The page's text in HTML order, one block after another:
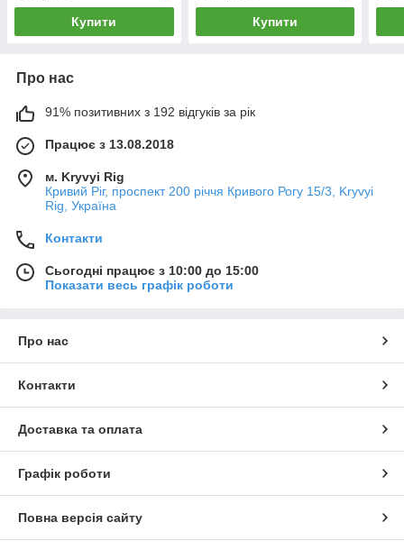
Купити Купити
Про нас
91% позитивних з 192 відгуків за рік
Працює з 13.08.2018
м. Kryvyi Rig
Кривий Ріг, проспект 200 річчя Кривого Рогу 15/3, Kryvyi
Rig, Україна
Контакти
Сьогодні працює з 10:00 до 15:00
Показати весь графік роботи
Про нас
Контакти
Доставка та оплата
Графік роботи
Повна версія сайту